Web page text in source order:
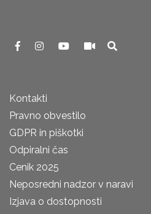
Kontakti
Pravno obvestilo
GDPR in piškotki
Odpiralni čas
Cenik 2025
Neposredni nadzor v naravi
Izjava o dostopnosti